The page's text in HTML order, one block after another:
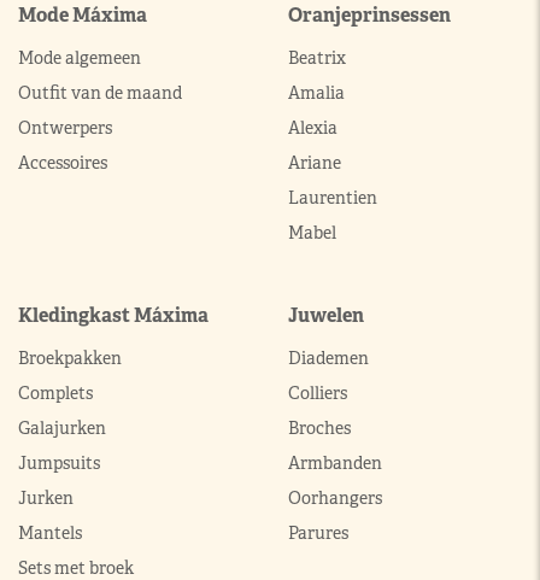
Mode Máxima
Mode algemeen
Outfit van de maand
Ontwerpers
Accessoires
Oranjeprinsessen
Beatrix
Amalia
Alexia
Ariane
Laurentien
Mabel
Kledingkast Máxima
Broekpakken
Complets
Galajurken
Jumpsuits
Jurken
Mantels
Sets met broek
Juwelen
Diademen
Colliers
Broches
Armbanden
Oorhangers
Parures